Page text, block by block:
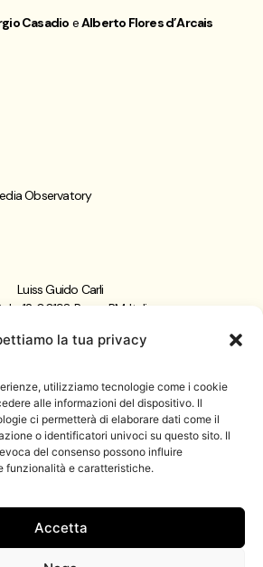
la tua privacy
utilizziamo tecnologie come i cookie
alle informazioni del dispositivo. Il
ci permetterà di elaborare dati come il
o identificatori univoci su questo sito. Il
del consenso possono influire
funzionalità e caratteristiche.
Accetta
Casadio eAlberto Flores d’Arcais
Observatory
Luiss Guido Carli
12, 00198 Roma RM, Italia
06 8522 5358
Iscriviti a
Zeta Data Lab
alla nostra newsletter